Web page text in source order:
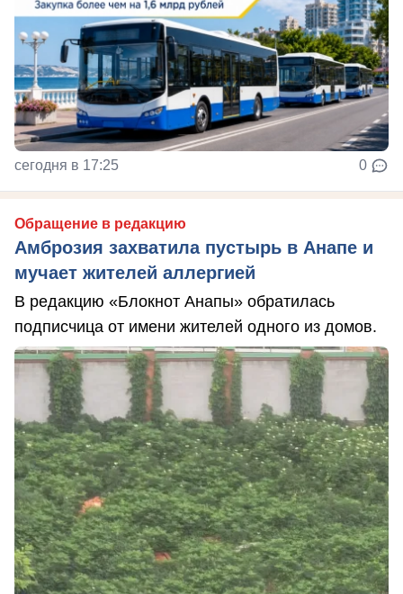
сегодня в 17:25 0
Обращение в редакцию
Амброзия захватила пустырь в Анапе и
мучает жителей аллергией
В редакцию «Блокнот Анапы» обратилась
подписчица от имени жителей одного из домов.